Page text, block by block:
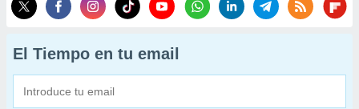
El Tiempo en tu email